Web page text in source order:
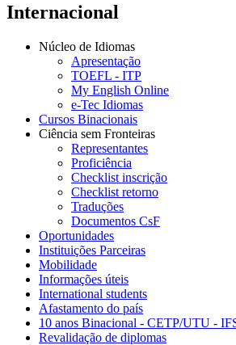
Internacional
Núcleo de Idiomas
Apresentação
TOEFL - ITP
My English Online
e-Tec Idiomas
Cursos Binacionais
Ciência sem Fronteiras
Representantes
Proficiência
Checklist inscrição
Checklist retorno
Traduções
Documentos CsF
Oportunidades
Instituições Parceiras
Mobilidade
Informações úteis
International students
Afastamento do país
10 anos Binacional - CETP/UTU -
Revalidação de diplomas